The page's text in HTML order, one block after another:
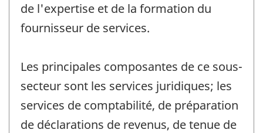
de l'expertise et de la formation du
fournisseur de services.
Les principales composantes de ce sous-
secteur sont les services juridiques; les
services de comptabilité, de préparation
de déclarations de revenus, de tenue de